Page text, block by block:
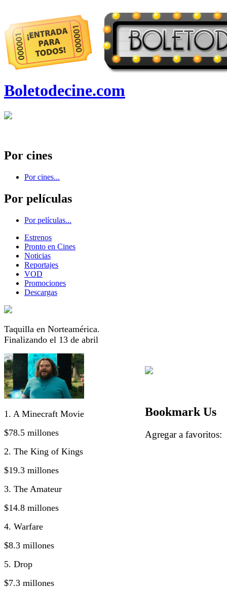
Boletodecine.com
Por cines
Por cines...
Por películas
Por películas...
Estrenos
Pronto en Cines
Noticias
Reportajes
VOD
Promociones
Descargas
Taquilla en Norteamérica.
Finalizando el 13 de abril
1. A Minecraft Movie
$78.5 millones
2. The King of Kings
$19.3 millones
3. The Amateur
$14.8 millones
4. Warfare
$8.3 millones
5. Drop
$7.3 millones
Bookmark Us
Agregar a